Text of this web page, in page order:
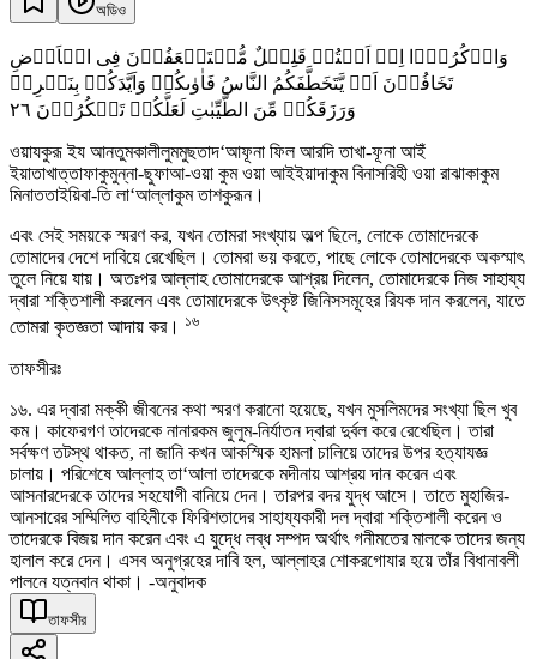
অডিও
وَاذۡکُرُوۡۤا اِذۡ اَنۡتُمۡ قَلِیۡلٌ مُّسۡتَضۡعَفُوۡنَ فِی الۡاَرۡضِ
تَخَافُوۡنَ اَنۡ یَّتَخَطَّفَکُمُ النَّاسُ فَاٰوٰىکُمۡ وَاَیَّدَکُمۡ بِنَصۡرِہٖ
وَرَزَقَکُمۡ مِّنَ الطَّیِّبٰتِ لَعَلَّکُمۡ تَشۡکُرُوۡنَ ٢٦
ওয়াযকুরূ ইয আনতুমকালীলুমমুছতাদ‘আফূনা ফিল আরদি তাখা-ফূনা আইঁ
ইয়াতাখাত্তাফাকুমুন্না-ছুফাআ-ওয়া কুম ওয়া আইইয়াদাকুম বিনাসরিহী ওয়া রাঝাকাকুম
মিনাততাইয়িবা-তি লা‘আল্লাকুম তাশকুরূন।
এবং সেই সময়কে স্মরণ কর, যখন তোমরা সংখ্যায় অল্প ছিলে, লোকে তোমাদেরকে
তোমাদের দেশে দাবিয়ে রেখেছিল। তোমরা ভয় করতে, পাছে লোকে তোমাদেরকে অকস্মাৎ
তুলে নিয়ে যায়। অতঃপর আল্লাহ তোমাদেরকে আশ্রয় দিলেন, তোমাদেরকে নিজ সাহায্য
দ্বারা শক্তিশালী করলেন এবং তোমাদেরকে উৎকৃষ্ট জিনিসসমূহের রিযক দান করলেন, যাতে
তোমরা কৃতজ্ঞতা আদায় কর। ১৬
তাফসীরঃ
১৬. এর দ্বারা মক্কী জীবনের কথা স্মরণ করানো হয়েছে, যখন মুসলিমদের সংখ্যা ছিল খুব
কম। কাফেরগণ তাদেরকে নানারকম জুলুম-নির্যাতন দ্বারা দুর্বল করে রেখেছিল। তারা
সর্বক্ষণ তটস্থ থাকত, না জানি কখন আকস্মিক হামলা চালিয়ে তাদের উপর হত্যাযজ্ঞ
চালায়। পরিশেষে আল্লাহ তা‘আলা তাদেরকে মদীনায় আশ্রয় দান করেন এবং
আসনারদেরকে তাদের সহযোগী বানিয়ে দেন। তারপর বদর যুদ্ধ আসে। তাতে মুহাজির-
আনসারের সম্মিলিত বাহিনীকে ফিরিশতাদের সাহায্যকারী দল দ্বারা শক্তিশালী করেন ও
তাদেরকে বিজয় দান করেন এবং এ যুদ্ধে লব্ধ সম্পদ অর্থাৎ গনীমতের মালকে তাদের জন্য
হালাল করে দেন। এসব অনুগ্রহের দাবি হল, আল্লাহর শোকরগোযার হয়ে তাঁর বিধানাবলী
পালনে যত্নবান থাকা। -অনুবাদক
তাফসীর